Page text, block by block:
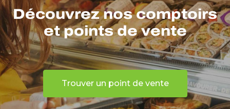
Découvrez nos comptoirs
et points de vente
Trouver un point de vente